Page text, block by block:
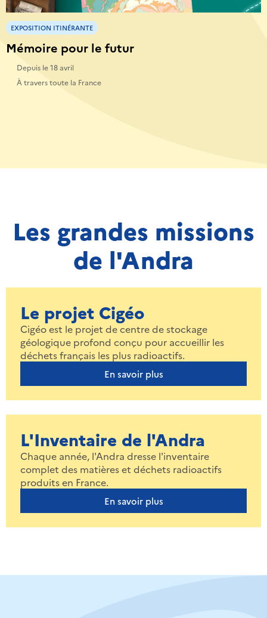
EXPOSITION ITINÉRANTE
Mémoire pour le futur
Depuis le 18 avril
À travers toute la France
Les grandes missions
de l'Andra
Le projet Cigéo
Cigéo est le projet de centre de stockage
géologique profond conçu pour accueillir les
déchets français les plus radioactifs.
En savoir plus
L'Inventaire de l'Andra
Chaque année, l'Andra dresse l'inventaire
complet des matières et déchets radioactifs
produits en France.
En savoir plus